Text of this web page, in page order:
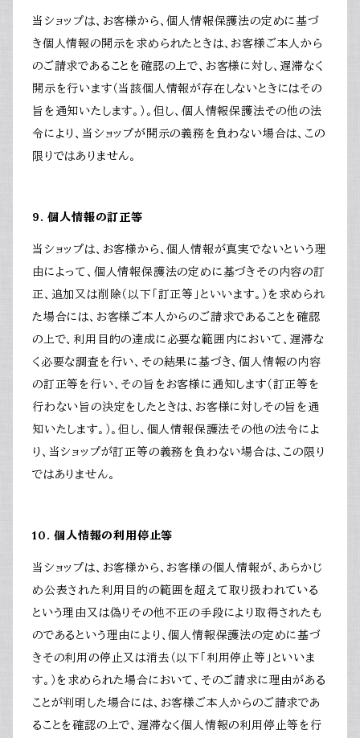
当ショップは、お客様から、個人情報保護法の定めに基づ
き個人情報の開示を求められたときは、お客様ご本人から
のご請求であることを確認の上で、お客様に対し、遅滞なく
開示を行います（当該個人情報が存在しないときにはその
旨を通知いたします。）。但し、個人情報保護法その他の法
令により、当ショップが開示の義務を負わない場合は、この
限りではありません。
9. 個人情報の訂正等
当ショップは、お客様から、個人情報が真実でないという理
由によって、個人情報保護法の定めに基づきその内容の訂
正、追加又は削除（以下「訂正等」といいます。）を求められ
た場合には、お客様ご本人からのご請求であることを確認
の上で、利用目的の達成に必要な範囲内において、遅滞な
く必要な調査を行い、その結果に基づき、個人情報の内容
の訂正等を行い、その旨をお客様に通知します（訂正等を
行わない旨の決定をしたときは、お客様に対しその旨を通
知いたします。）。但し、個人情報保護法その他の法令によ
り、当ショップが訂正等の義務を負わない場合は、この限り
ではありません。
10. 個人情報の利用停止等
当ショップは、お客様から、お客様の個人情報が、あらかじ
め公表された利用目的の範囲を超えて取り扱われている
という理由又は偽りその他不正の手段により取得されたも
のであるという理由により、個人情報保護法の定めに基づ
きその利用の停止又は消去（以下「利用停止等」といいま
す。）を求められた場合において、そのご請求に理由がある
ことが判明した場合には、お客様ご本人からのご請求であ
ることを確認の上で、遅滞なく個人情報の利用停止等を行